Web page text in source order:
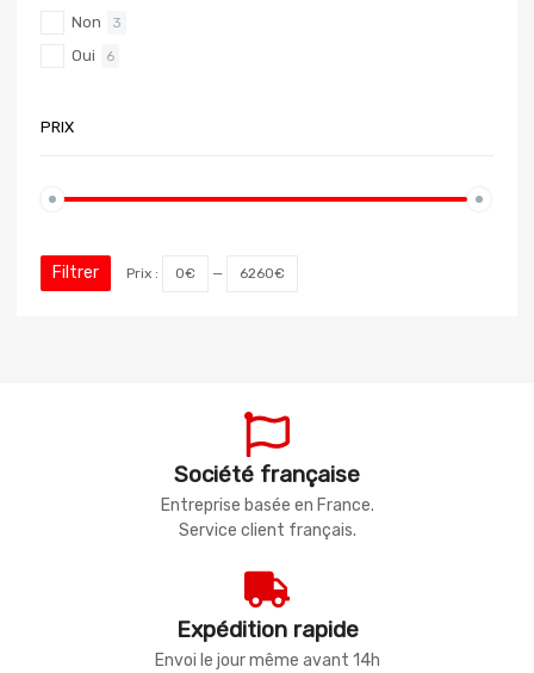
Non 3
Oui 6
PRIX
Filtrer Prix : 0€ — 6260€
Société française
Entreprise basée en France.
Service client français.
Expédition rapide
Envoi le jour même avant 14h